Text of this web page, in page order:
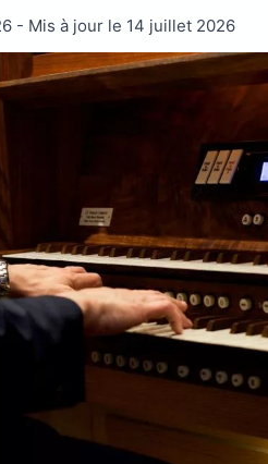
- Mis à jour le 14 juillet 2026